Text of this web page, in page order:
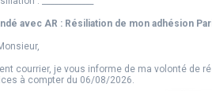
avec AR : Résiliation de mon adhésion
courrier, je vous informe de ma volonté de
à compter du 06/08/2026.